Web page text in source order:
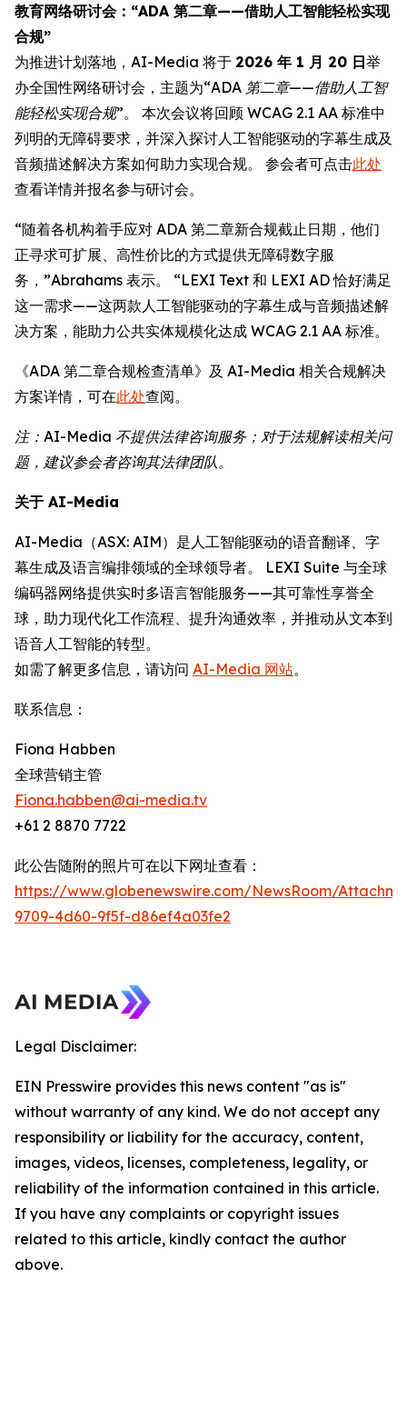
教育网络研讨会：“ADA 第二章——借助人工智能轻松实现
合规”
为推进计划落地，AI-Media 将于 2026 年 1 月 20 日举
办全国性网络研讨会，主题为“ADA 第二章——借助人工智
能轻松实现合规”。 本次会议将回顾 WCAG 2.1 AA 标准中
列明的无障碍要求，并深入探讨人工智能驱动的字幕生成及
音频描述解决方案如何助力实现合规。 参会者可点击此处
查看详情并报名参与研讨会。
“随着各机构着手应对 ADA 第二章新合规截止日期，他们
正寻求可扩展、高性价比的方式提供无障碍数字服
务，”Abrahams 表示。 “LEXI Text 和 LEXI AD 恰好满足
这一需求——这两款人工智能驱动的字幕生成与音频描述解
决方案，能助力公共实体规模化达成 WCAG 2.1 AA 标准。
《ADA 第二章合规检查清单》及 AI-Media 相关合规解决
方案详情，可在此处查阅。
注：AI-Media 不提供法律咨询服务；对于法规解读相关问
题，建议参会者咨询其法律团队。
关于 AI-Media
AI-Media（ASX: AIM）是人工智能驱动的语音翻译、字
幕生成及语言编排领域的全球领导者。 LEXI Suite 与全球
编码器网络提供实时多语言智能服务——其可靠性享誉全
球，助力现代化工作流程、提升沟通效率，并推动从文本到
语音人工智能的转型。
如需了解更多信息，请访问 AI-Media 网站。
联系信息：
Fiona Habben
全球营销主管
Fiona.habben@ai-media.tv
+61 2 8870 7722
此公告随附的照片可在以下网址查看：
https://www.globenewswire.com/NewsRoom/
9709-4d60-9f5f-d86ef4a03fe2
Legal Disclaimer:
EIN Presswire provides this news content "as is"
without warranty of any kind. We do not accept any
responsibility or liability for the accuracy, content,
images, videos, licenses, completeness, legality, or
reliability of the information contained in this article.
If you have any complaints or copyright issues
related to this article, kindly contact the author
above.